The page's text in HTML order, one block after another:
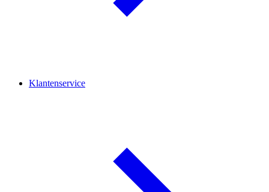
Klantenservice